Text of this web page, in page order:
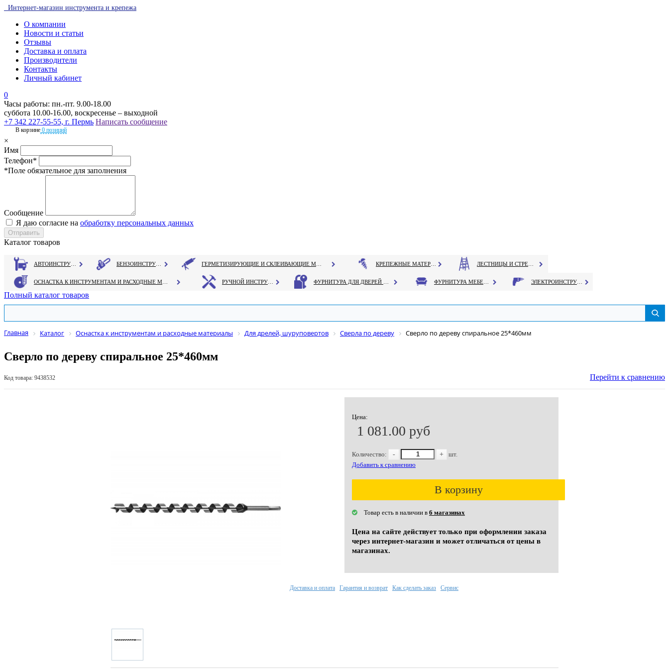
Интернет-магазин инструмента и крепежа
О компании
Новости и статьи
Отзывы
Доставка и оплата
Производители
Контакты
Личный кабинет
0
Часы работы: пн.-пт. 9.00-18.00
суббота 10.00-16.00, воскресенье – выходной
+7 342 227-55-55, г. Пермь Написать сообщение
В корзине 0 позиций
×
Имя
Телефон*
*Поле обязательное для заполнения
Сообщение
Я даю согласие на обработку персональных данных
Каталог товаров
Полный каталог товаров
Главная Каталог Оснастка к инструментам и расходные материалы Для дрелей, шуруповертов Сверла по дереву Сверло по дереву спиральное 25*460мм
Сверло по дереву спиральное 25*460мм
Код товара: 9438532 Перейти к сравнению
Цена:
1 081.00 руб
Количество: - +
шт.
Добавить к сравнению
В корзину
Товар есть в наличии в 6 магазинах
Цена на сайте действует только при оформлении заказа
через интернет-магазин и может отличаться от цены в
магазинах.
Доставка и оплата Гарантия и возврат Как сделать заказ Сервис